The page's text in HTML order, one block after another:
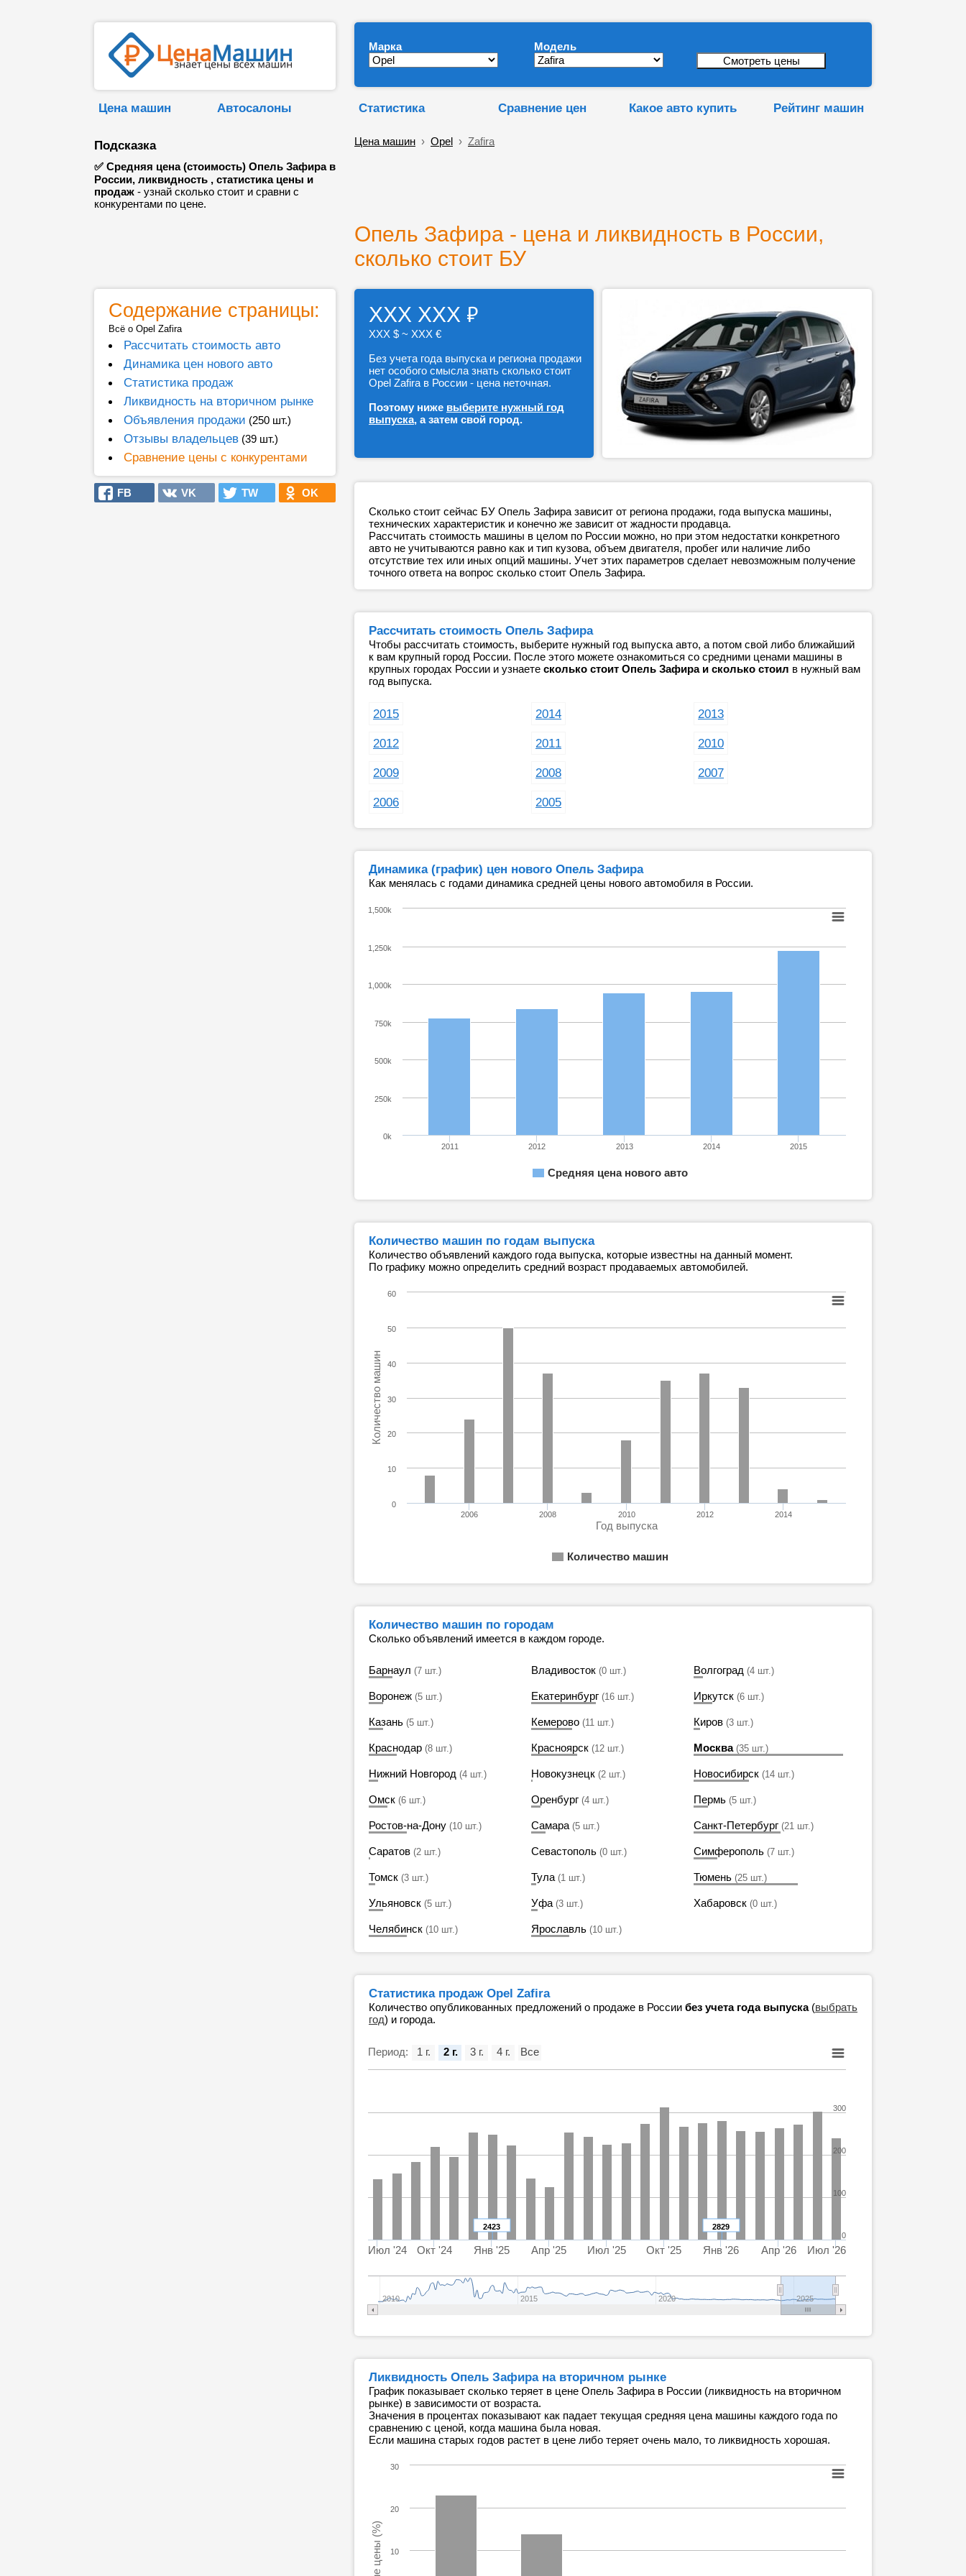
Марка Модель
Цена машин Автосалоны Статистика Сравнение цен Какое авто купить Рейтинг машин
Подсказка
✅ Средняя цена (стоимость) Опель Зафира в
России, ликвидность , статистика цены и
продаж - узнай сколько стоит и сравни с
конкурентами по цене.
Цена машин › Opel › Zafira
Опель Зафира - цена и ликвидность в России,
сколько стоит БУ
Содержание страницы:
Всё о Opel Zafira
Рассчитать стоимость авто
Динамика цен нового авто
Статистика продаж
Ликвидность на вторичном рынке
Объявления продажи (250 шт.)
Отзывы владельцев (39 шт.)
Сравнение цены с конкурентами
FB VK TW OK
ХХХ ХХХ ₽
ХХХ $ ~ ХХХ €
Без учета года выпуска и региона продажи
нет особого смысла знать сколько стоит
Opel Zafira в России - цена неточная.
Поэтому ниже выберите нужный год
выпуска, а затем свой город.
Сколько стоит сейчас БУ Опель Зафира зависит от региона продажи, года выпуска машины,
технических характеристик и конечно же зависит от жадности продавца.
Рассчитать стоимость машины в целом по России можно, но при этом недостатки конкретного
авто не учитываются равно как и тип кузова, объем двигателя, пробег или наличие либо
отсутствие тех или иных опций машины. Учет этих параметров сделает невозможным получение
точного ответа на вопрос сколько стоит Опель Зафира.
Рассчитать стоимость Опель Зафира
Чтобы рассчитать стоимость, выберите нужный год выпуска авто, а потом свой либо ближайший
к вам крупный город России. После этого можете ознакомиться со средними ценами машины в
крупных городах России и узнаете сколько стоит Опель Зафира и сколько стоил в нужный вам
год выпуска.
2015 2014 2013
2012 2011 2010
2009 2008 2007
2006 2005
Динамика (график) цен нового Опель Зафира
Как менялась с годами динамика средней цены нового автомобиля в России.
Средняя цена нового авто
2011 2012 2013 2014 2015
0k
250k
500k
750k
1,000k
1,250k
1,500k
Количество машин по годам выпуска
Количество объявлений каждого года выпуска, которые известны на данный момент.
По графику можно определить средний возраст продаваемых автомобилей.
Год выпуска
Количество машин
Количество машин
2006 2008 2010 2012 2014
0
10
20
30
40
50
60
Количество машин по городам
Сколько объявлений имеется в каждом городе.
Барнаул (7 шт.) Владивосток (0 шт.) Волгоград (4 шт.)
Воронеж (5 шт.) Екатеринбург (16 шт.) Иркутск (6 шт.)
Казань (5 шт.) Кемерово (11 шт.) Киров (3 шт.)
Краснодар (8 шт.) Красноярск (12 шт.) Москва (35 шт.)
Нижний Новгород (4 шт.) Новокузнецк (2 шт.) Новосибирск (14 шт.)
Омск (6 шт.) Оренбург (4 шт.) Пермь (5 шт.)
Ростов-на-Дону (10 шт.) Самара (5 шт.) Санкт-Петербург (21 шт.)
Саратов (2 шт.) Севастополь (0 шт.) Симферополь (7 шт.)
Томск (3 шт.) Тула (1 шт.) Тюмень (25 шт.)
Ульяновск (5 шт.) Уфа (3 шт.) Хабаровск (0 шт.)
Челябинск (10 шт.) Ярославль (10 шт.)
Статистика продаж Opel Zafira
Количество опубликованных предложений о продаже в России без учета года выпуска(выбрать
год) и города.
Период:
2829
2423
Июл '24 Окт '24 Янв '25 Апр '25 Июл '25 Окт '25 Янв '26 Апр '26 Июл '26
2010 2015 2020 2025
0
100
200
300
1 г. 2 г. 3 г. 4 г. Все
Ликвидность Опель Зафира на вторичном рынке
График показывает сколько теряет в цене Опель Зафира в России (ликвидность на вторичном
рынке) в зависимости от возраста.
Значения в процентах показывают как падает текущая средняя цена машины каждого года по
сравнению с ценой, когда машина была новая.
Если машина старых годов растет в цене либо теряет очень мало, то ликвидность хорошая.
10
20
30